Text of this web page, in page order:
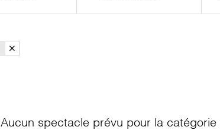
Aucun spectacle prévu pour la catégorie